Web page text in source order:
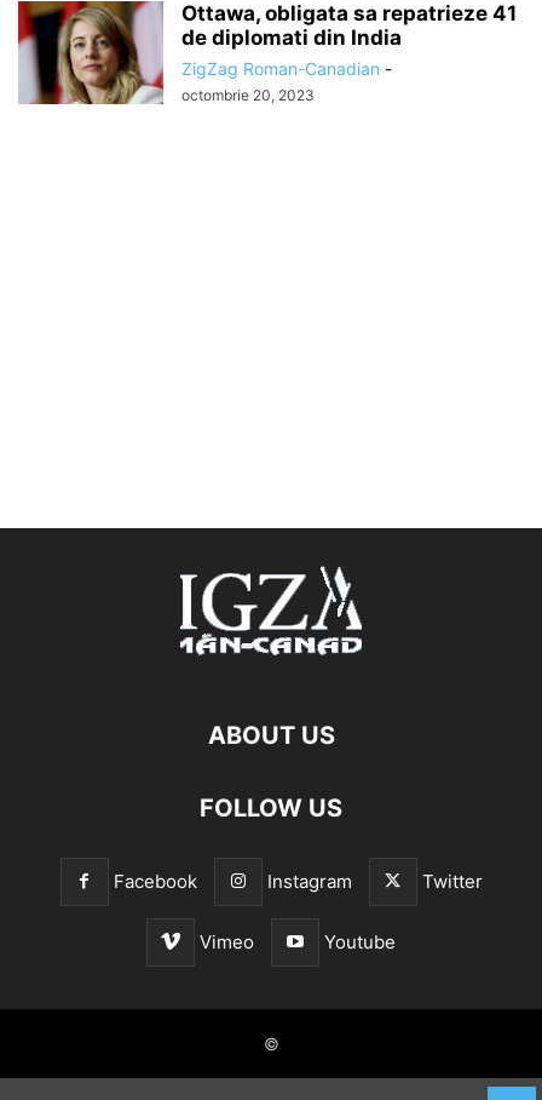
Ottawa, obligata sa repatrieze 41
de diplomati din India
ZigZag Roman-Canadian -
octombrie 20, 2023
ABOUT US
FOLLOW US
Facebook Instagram Twitter
Vimeo Youtube
©